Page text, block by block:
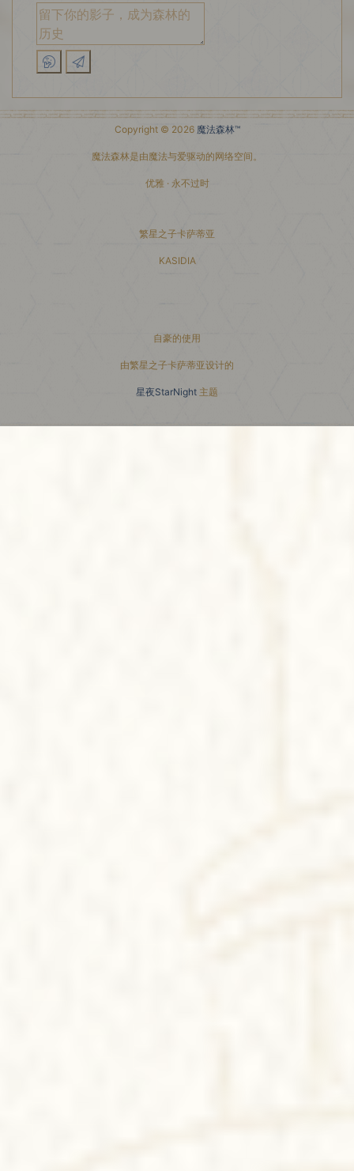
Copyright © 2026 魔法森林™
魔法森林是由魔法与爱驱动的网络空间。
优雅 · 永不过时
繁星之子卡萨蒂亚
KASIDIA
自豪的使用
由繁星之子卡萨蒂亚设计的
星夜StarNight 主题